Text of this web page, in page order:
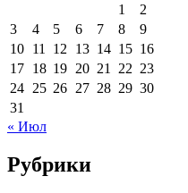
1
2
3
4 5 6 7 8
9
10 11 12 13 14 15 16
17 18 19 20 21 22 23
24 25 26 27 28 29 30
31
« Июл
Рубрики